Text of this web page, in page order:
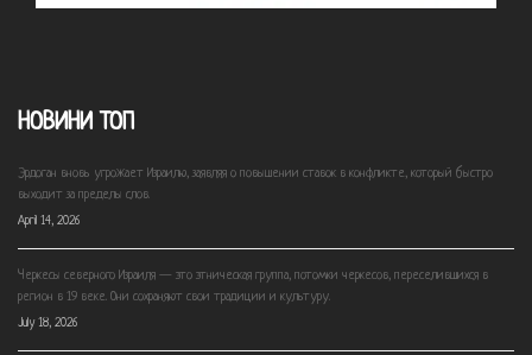
НОВИНИ ТОП
Эрдоган вновь угрожает Израилю, заявляя о повышении ставок в конфликте, который быстро
выходит за пределы слов.
April 14, 2026
Черкесы северного Израиля — это этническая группа, потомки черкесов, переселившихся в
регион в 19 веке. Они сохраняют свои традиции и культуру.
July 18, 2026